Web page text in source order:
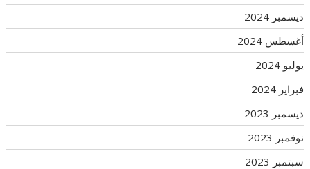
ديسمبر 2024
أغسطس 2024
يوليو 2024
فبراير 2024
ديسمبر 2023
نوفمبر 2023
سبتمبر 2023